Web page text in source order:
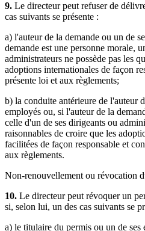
9. Le directeur peut refuser de
cas suivants se présente :
a) l'auteur de la demande ou un de
demande est une personne morale,
administrateurs ne possède pas les
adoptions internationales de façon
présente loi et aux règlements;
b) la conduite antérieure de l'auteur
employés ou, si l'auteur de la
celle d'un de ses dirigeants ou
raisonnables de croire que les
facilitées de façon responsable et
aux règlements.
Non-renouvellement ou révocation
10. Le directeur peut révoquer un
si, selon lui, un des cas suivants se
a) le titulaire du permis ou un de